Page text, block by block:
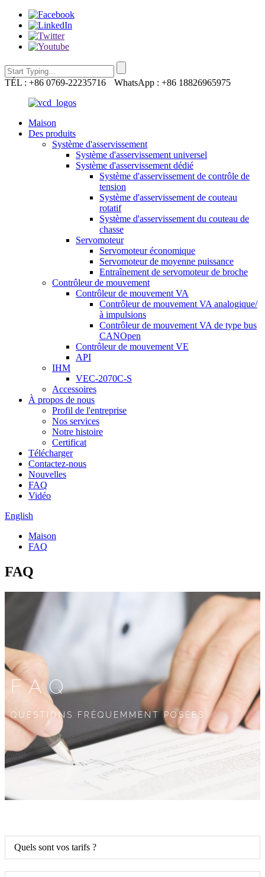
TÉL : +86 0769-22235716 WhatsApp : +86 18826965975
Maison
Des produits
Système d'asservissement
Système d'asservissement universel
Système d'asservissement dédié
Système d'asservissement de contrôle de
tension
Système d'asservissement de couteau
rotatif
Système d'asservissement du couteau de
chasse
Servomoteur
Servomoteur économique
Servomoteur de moyenne puissance
Entraînement de servomoteur de broche
Contrôleur de mouvement
Contrôleur de mouvement VA
Contrôleur de mouvement VA analogique/
à impulsions
Contrôleur de mouvement VA de type bus
CANOpen
Contrôleur de mouvement VE
API
IHM
VEC-2070C-S
Accessoires
À propos de nous
Profil de l'entreprise
Nos services
Notre histoire
Certificat
Télécharger
Contactez-nous
Nouvelles
FAQ
Vidéo
English
Maison
FAQ
FAQ
FAQ
QUESTIONS FRÉQUEMMENT POSÉES
Quels sont vos tarifs ?